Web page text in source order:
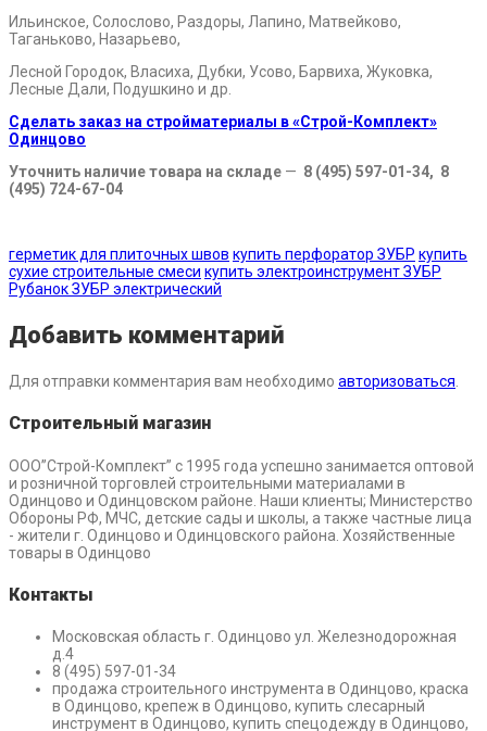
Ильинское, Солослово, Раздоры, Лапино, Матвейково,
Таганьково, Назарьево,
Лесной Городок, Власиха, Дубки, Усово, Барвиха, Жуковка,
Лесные Дали, Подушкино и др.
Сделать заказ на стройматериалы в «Строй-Комплект»
Одинцово
Уточнить наличие товара на складе — 8 (495) 597-01-34, 8
(495) 724-67-04
герметик для плиточных швов купить перфоратор ЗУБР купить
сухие строительные смеси купить электроинструмент ЗУБР
Рубанок ЗУБР электрический
Добавить комментарий
Для отправки комментария вам необходимо авторизоваться
Строительный магазин
ООО”Строй-Комплект” с 1995 года успешно занимается оптовой
и розничной торговлей строительными материалами в
Одинцово и Одинцовском районе. Наши клиенты; Министерство
Обороны РФ, МЧС, детские сады и школы, а также частные лица
- жители г. Одинцово и Одинцовского района. Хозяйственные
товары в Одинцово
Контакты
Московская область г. Одинцово ул. Железнодорожная
д.4
8 (495) 597-01-34
продажа строительного инструмента в Одинцово, краска
в Одинцово, крепеж в Одинцово, купить слесарный
инструмент в Одинцово, купить спецодежду в Одинцово,